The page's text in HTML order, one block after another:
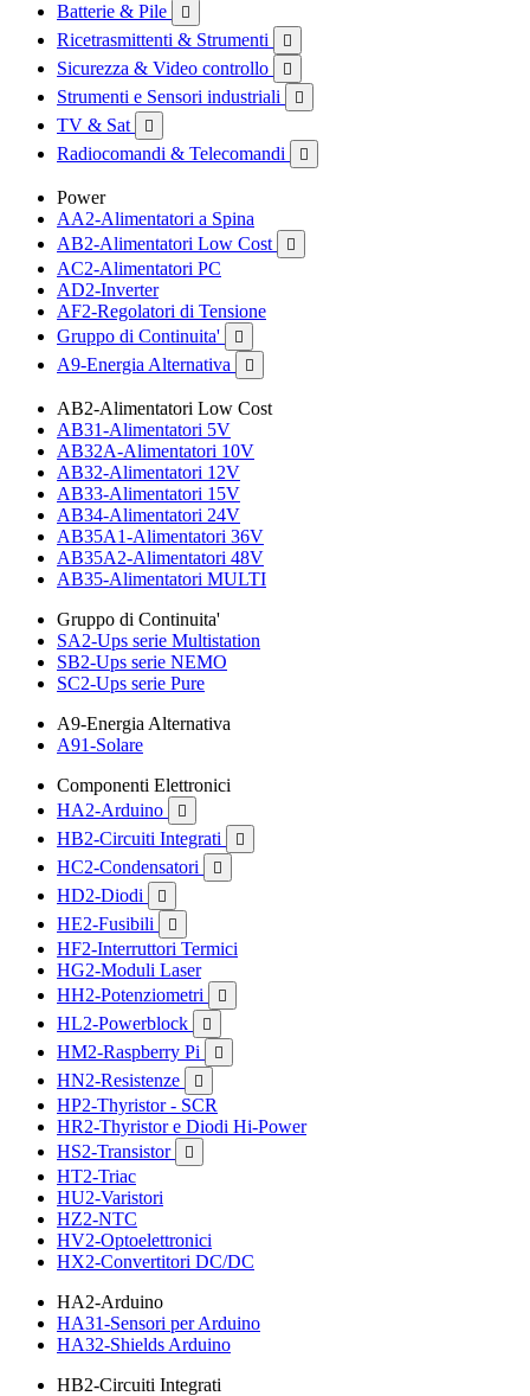
Batterie & Pile 
Ricetrasmittenti & Strumenti 
Sicurezza & Video controllo 
Strumenti e Sensori industriali 
TV & Sat 
Radiocomandi & Telecomandi 
Power
AA2-Alimentatori a Spina
AB2-Alimentatori Low Cost

AC2-Alimentatori PC
AD2-Inverter
AF2-Regolatori di Tensione
Gruppo di Continuita'

A9-Energia Alternativa 
AB2-Alimentatori Low Cost
AB31-Alimentatori 5V
AB32A-Alimentatori 10V
AB32-Alimentatori 12V
AB33-Alimentatori 15V
AB34-Alimentatori 24V
AB35A1-Alimentatori 36V
AB35A2-Alimentatori 48V
AB35-Alimentatori MULTI
Gruppo di Continuita'
SA2-Ups serie Multistation
SB2-Ups serie NEMO
SC2-Ups serie Pure
A9-Energia Alternativa
A91-Solare
Componenti Elettronici
HA2-Arduino

HB2-Circuiti Integrati 
HC2-Condensatori 
HD2-Diodi 
HE2-Fusibili 
HF2-Interruttori Termici
HG2-Moduli Laser
HH2-Potenziometri

HL2-Powerblock 
HM2-Raspberry Pi 
HN2-Resistenze 
HP2-Thyristor - SCR
HR2-Thyristor e Diodi Hi-Power
HS2-Transistor

HT2-Triac
HU2-Varistori
HZ2-NTC
HV2-Optoelettronici
HX2-Convertitori DC/DC
HA2-Arduino
HA31-Sensori per Arduino
HA32-Shields Arduino
HB2-Circuiti Integrati